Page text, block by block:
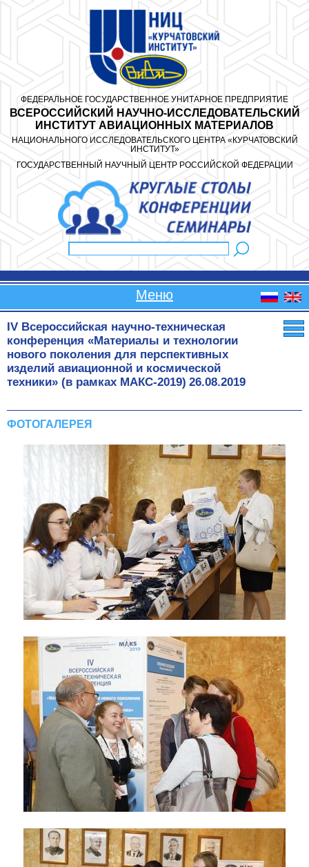
ФЕДЕРАЛЬНОЕ ГОСУДАРСТВЕННОЕ УНИТАРНОЕ ПРЕДПРИЯТИЕ
ВСЕРОССИЙСКИЙ НАУЧНО-ИССЛЕДОВАТЕЛЬСКИЙ
ИНСТИТУТ АВИАЦИОННЫХ МАТЕРИАЛОВ
НАЦИОНАЛЬНОГО ИССЛЕДОВАТЕЛЬСКОГО ЦЕНТРА «КУРЧАТОВСКИЙ
ИНСТИТУТ»
ГОСУДАРСТВЕННЫЙ НАУЧНЫЙ ЦЕНТР РОССИЙСКОЙ ФЕДЕРАЦИИ
Форма поиска
Меню
IV Всероссийская научно-техническая
конференция «Материалы и технологии
нового поколения для перспективных
изделий авиационной и космической
техники» (в рамках МАКС-2019) 26.08.2019
ФОТОГАЛЕРЕЯ